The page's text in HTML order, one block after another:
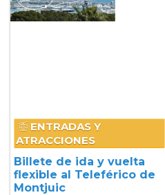
ENTRADAS Y
ATRACCIONES
Billete de ida y vuelta
flexible al Teleférico de
Montjuic